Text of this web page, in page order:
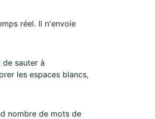
réel. Il n'envoie
sauter à
les espaces blancs,
nombre de mots de